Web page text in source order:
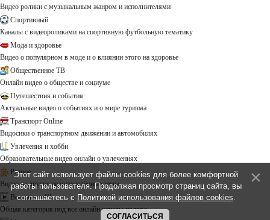
Видео ролики с музыкальным жанром и исполнителями
Спортивный
Каналы с видеороликами на спортивную футбольную тематику
Мода и здоровье
Видео о популярном в моде и о влиянии этого на здоровье
Общественное ТВ
Онлайн видео о обществе и социуме
Путешествия и события
Актуальные видео о событиях и о мире туризма
Транспорт Online
Видосики о транспортном движении и автомобилях
Увлечения и хобби
Образовательные видео онлайн о увлечениях
Разное
Видео на другие не определённые темы ...
Все каналы!!!
Общая категория под все онлайн каналы подряд
Этот сайт использует файлы cookies для более комфортной
работы пользователя. Продолжая просмотр страниц сайта, вы
соглашаетесь с Политикой использования файлов cookies.
СОГЛАСИТЬСЯ